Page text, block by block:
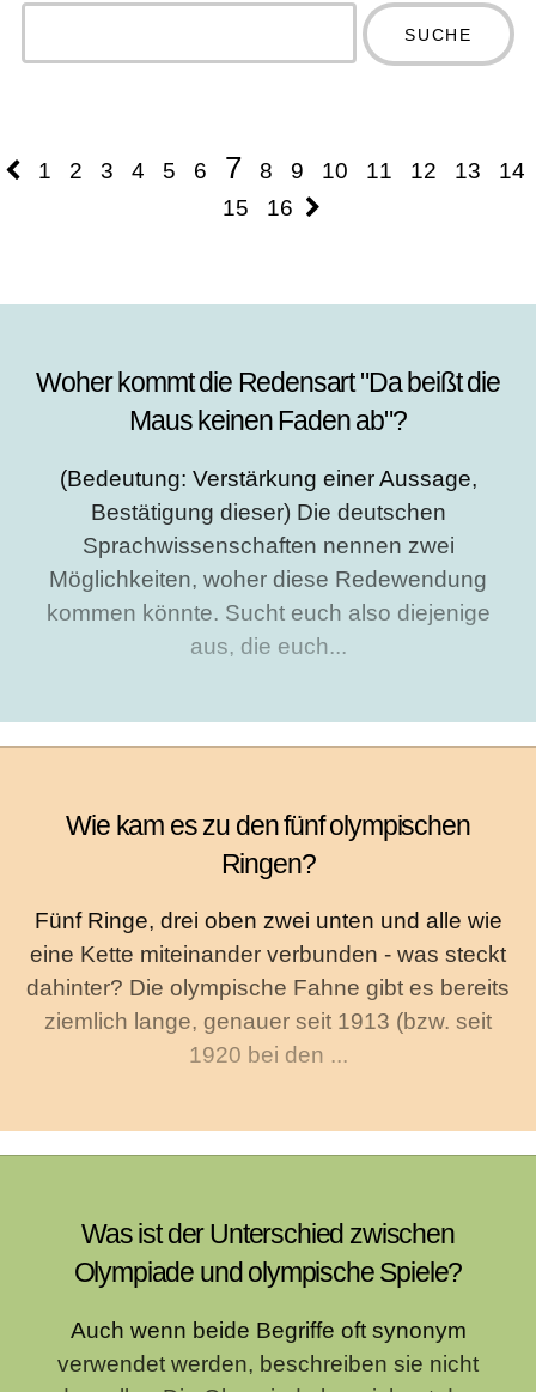
Type 2 or
1 2 3 4 5 6 7 8 9 10 11 12 13
14
15
16
Woher kommt die Redensart "Da beißt die
Maus keinen Faden ab"?
(Bedeutung: Verstärkung einer Aussage,
Bestätigung dieser) Die deutschen
Sprachwissenschaften nennen zwei
Möglichkeiten, woher diese Redewendung
kommen könnte. Sucht euch also diejenige
aus, die euch...
Wie kam es zu den fünf olympischen
Ringen?
Fünf Ringe, drei oben zwei unten und alle wie
eine Kette miteinander verbunden - was steckt
dahinter? Die olympische Fahne gibt es bereits
ziemlich lange, genauer seit 1913 (bzw. seit
1920 bei den ...
Was ist der Unterschied zwischen
Olympiade und olympische Spiele?
Auch wenn beide Begriffe oft synonym
verwendet werden, beschreiben sie nicht